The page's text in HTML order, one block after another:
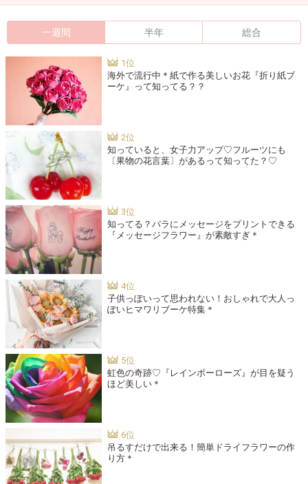
一週間 半年 総合
海外で流行中＊紙で作る美しいお花『折り紙ブ
ーケ』って知ってる？？
知っていると、女子力アップ♡フルーツにも
〔果物の花言葉〕があるって知ってた？♡
知ってる？バラにメッセージをプリントできる
『メッセージフラワー』が素敵すぎ＊
子供っぽいって思われない！おしゃれで大人っ
ぽいヒマワリブーケ特集＊
虹色の奇跡♡『レインボーローズ』が目を疑う
ほど美しい＊
吊るすだけで出来る！簡単ドライフラワーの作
り方＊